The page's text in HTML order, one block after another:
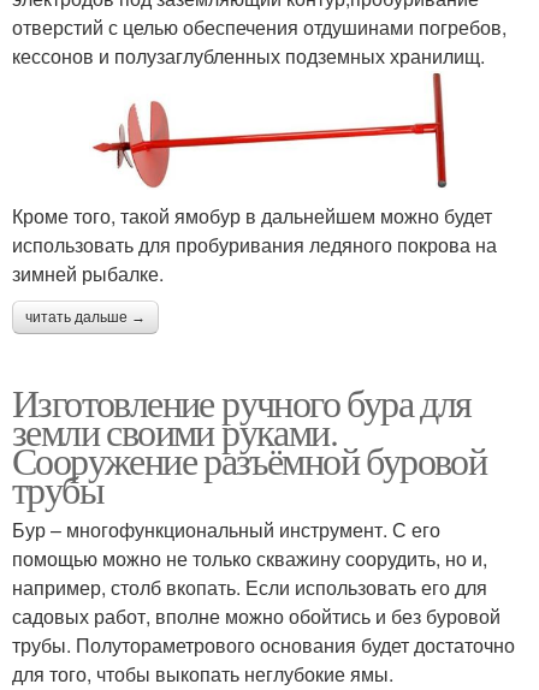
отверстий с целью обеспечения отдушинами погребов,
кессонов и полузаглубленных подземных хранилищ.
Кроме того, такой ямобур в дальнейшем можно будет
использовать для пробуривания ледяного покрова на
зимней рыбалке.
читать дальше →
Изготовление ручного бура для
земли своими руками.
Сооружение разъёмной буровой
трубы
Бур – многофункциональный инструмент. С его
помощью можно не только скважину соорудить, но и,
например, столб вкопать. Если использовать его для
садовых работ, вполне можно обойтись и без буровой
трубы. Полутораметрового основания будет достаточно
для того, чтобы выкопать неглубокие ямы.